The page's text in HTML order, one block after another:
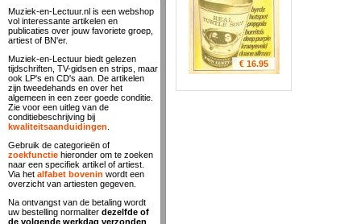
€ 16.95
Muziek-en-Lectuur.nl is een webshop
vol interessante artikelen en
publicaties over jouw favoriete groep,
artiest of BN'er.
Muziek-en-Lectuur biedt gelezen
tijdschriften, TV-gidsen en strips, maar
ook LP's en CD's aan. De artikelen
zijn tweedehands en over het
algemeen in een zeer goede conditie.
Zie voor een uitleg van de
conditiebeschrijving bij
kwaliteitsaanduidingen
Gebruik de categorieën of
zoekfunctie hieronder om te zoeken
naar een specifiek artikel of artiest.
Via het alfabet bovenin wordt een
overzicht van artiesten gegeven.
Na ontvangst van de betaling wordt
uw bestelling normaliter dezelfde of
de volgende werkdag verzonden